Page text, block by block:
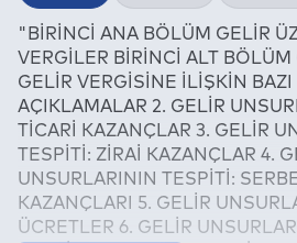
"BİRİNCİ ANA BÖLÜM GELİR
VERGİLER BİRİNCİ ALT BÖLÜM
GELİR VERGİSİNE İLİŞKİN BAZI
AÇIKLAMALAR 2. GELİR
TİCARİ KAZANÇLAR 3. GELİR
TESPİTİ: ZİRAİ KAZANÇLAR 4.
UNSURLARININ TESPİTİ:
KAZANÇLARI 5. GELİR
ÜCRETLER 6. GELİR